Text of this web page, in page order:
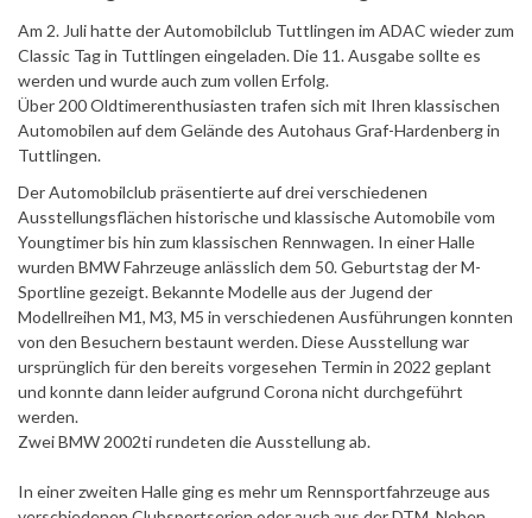
Am 2. Juli hatte der Automobilclub Tuttlingen im ADAC wieder zum
Classic Tag in Tuttlingen eingeladen. Die 11. Ausgabe sollte es
werden und wurde auch zum vollen Erfolg.
Über 200 Oldtimerenthusiasten trafen sich mit Ihren klassischen
Automobilen auf dem Gelände des Autohaus Graf-Hardenberg in
Tuttlingen.
Der Automobilclub präsentierte auf drei verschiedenen
Ausstellungsflächen historische und klassische Automobile vom
Youngtimer bis hin zum klassischen Rennwagen. In einer Halle
wurden BMW Fahrzeuge anlässlich dem 50. Geburtstag der M-
Sportline gezeigt. Bekannte Modelle aus der Jugend der
Modellreihen M1, M3, M5 in verschiedenen Ausführungen konnten
von den Besuchern bestaunt werden. Diese Ausstellung war
ursprünglich für den bereits vorgesehen Termin in 2022 geplant
und konnte dann leider aufgrund Corona nicht durchgeführt
werden.
Zwei BMW 2002ti rundeten die Ausstellung ab.
In einer zweiten Halle ging es mehr um Rennsportfahrzeuge aus